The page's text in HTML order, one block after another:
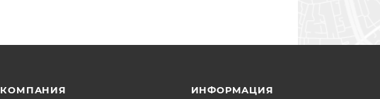
КОМПАНИЯ ИНФОРМАЦИЯ